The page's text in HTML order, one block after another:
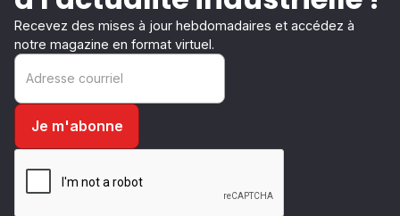
Recevez des mises à jour hebdomadaires et accédez à
notre magazine en format virtuel.